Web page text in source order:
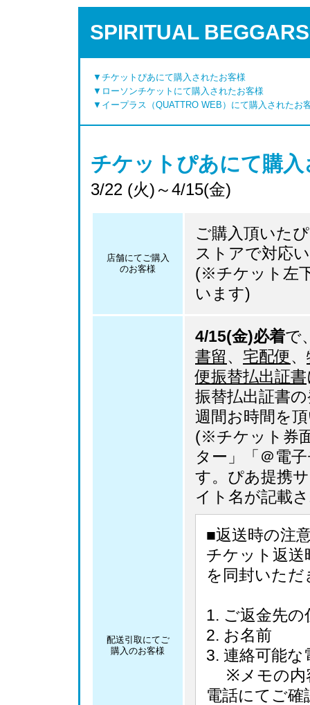
SPIRITUAL
▼チケットぴあにて購入されたお客様
▼ローソンチケットにて購入されたお客様
▼イープラス（QUATTRO WEB）にて購入されたお
チケットぴあにて購
3/22 (火)～4/15(金)
店舗にてご購入
のお客様
ご購入頂いた
ストアで対応
(※チケット左
います)
配送引取にてご
購入のお客様
4/15(金)必着で
書留、 宅配便、
便振替払出証書
振替払出証書
週間お時間を
(※チケット券
ター」「＠電
す。ぴあ提携
イト名が記載
■返送時の注
チケット返送
を同封いた
ご返金先の
お名前
連絡可能な
※メモの内
電話にてご